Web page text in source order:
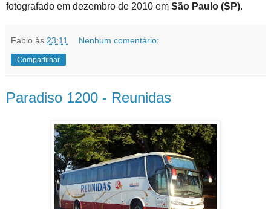
fotografado em dezembro de 2010 em São Paulo (SP).
Fabio às 23:11 Nenhum comentário:
Compartilhar
Paradiso 1200 - Reunidas